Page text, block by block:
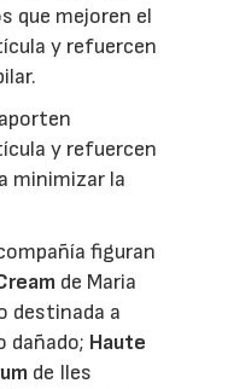
que mejoren el
y refuercen
y refuercen
minimizar la
figuran
de Maria
destinada a
dañado; Haute
de Iles